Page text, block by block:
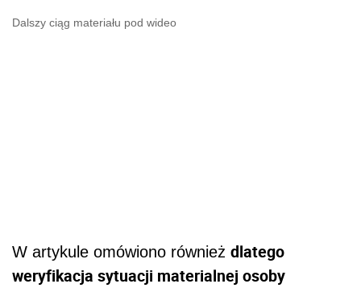
Dalszy ciąg materiału pod wideo
W artykule omówiono również dlatego
weryfikacja sytuacji materialnej osoby